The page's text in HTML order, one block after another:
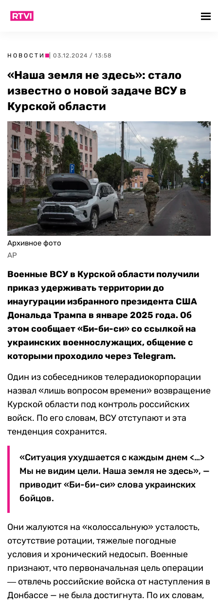
НОВОСТИ | 03.12.2024 / 13:58
«Наша земля не здесь»: стало
известно о новой задаче ВСУ в
Курской области
Архивное фото
AP
Военные ВСУ в Курской области получили
приказ удерживать территории до
инаугурации избранного президента США
Дональда Трампа в январе 2025 года. Об
этом сообщает «Би-би-си» со ссылкой на
украинских военнослужащих, общение с
которыми проходило через Telegram.
Один из собеседников телерадиокорпорации
назвал «лишь вопросом времени» возвращение
Курской области под контроль российских
войск. По его словам, ВСУ отступают и эта
тенденция сохранится.
«Ситуация ухудшается с каждым днем <…>
Мы не видим цели. Наша земля не здесь», —
приводит «Би-би-си» слова украинских
бойцов.
Они жалуются на «колоссальную» усталость,
отсутствие ротации, тяжелые погодные
условия и хронический недосып. Военные
признают, что первоначальная цель операции
― отвлечь российские войска от наступления в
Донбассе — не была достигнута. По их словам,